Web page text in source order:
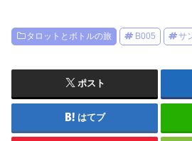
タロットとボトルの旅 B005 サ
ポスト
はてブ